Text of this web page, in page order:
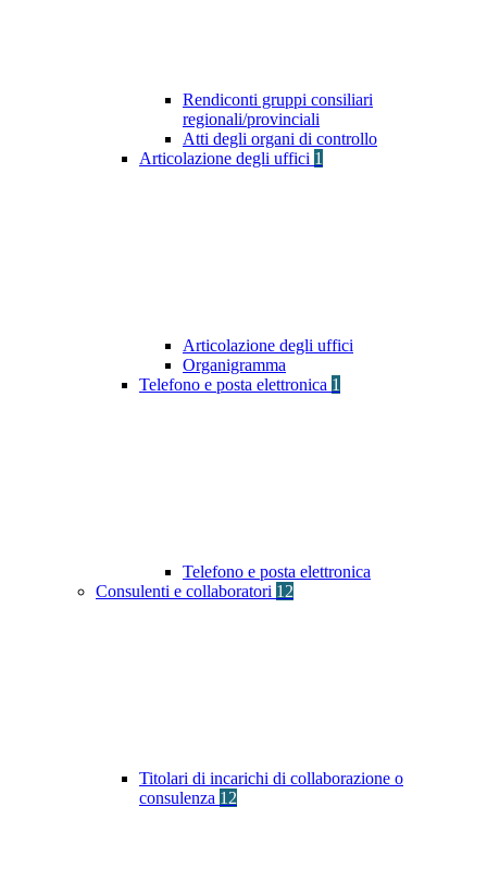
Rendiconti gruppi consiliari
regionali/provinciali
Atti degli organi di controllo
Articolazione degli uffici 1
Articolazione degli uffici
Organigramma
Telefono e posta elettronica 1
Telefono e posta elettronica
Consulenti e collaboratori 12
Titolari di incarichi di collaborazione o
consulenza 12